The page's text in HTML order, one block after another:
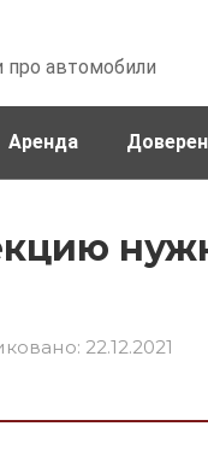
про автомобили
Аренда
22.12.2021